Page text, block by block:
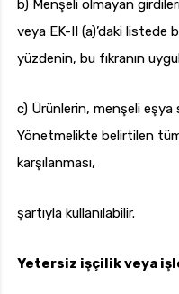
b) Menşeli olmayan
veya EK-II (a)’daki listede
yüzdenin, bu fıkranın
c) Ürünlerin, menşeli
Yönetmelikte belirtilen
karşılanması,
şartıyla kullanılabilir.
Yetersiz işçilik veya